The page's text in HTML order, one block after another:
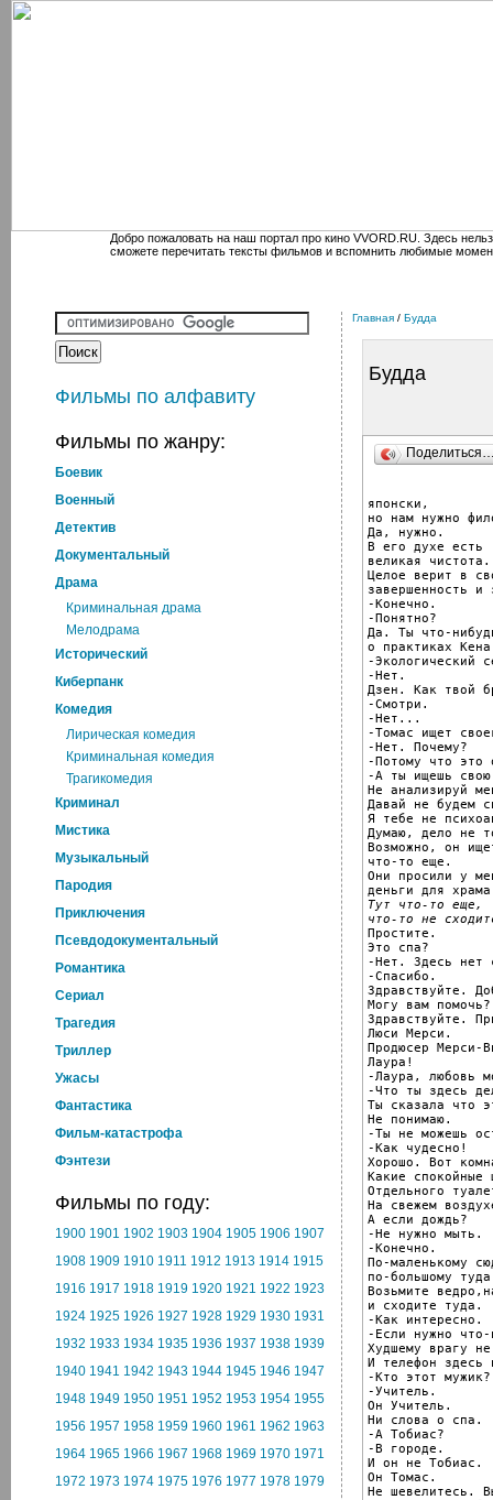
Добро пожаловать на наш портал про кино VVORD.RU. Здесь
сможете перечитать тексты фильмов и вспомнить любимые
Фильмы по алфавиту
Фильмы по жанру:
Боевик
Военный
Детектив
Документальный
Драма
Криминальная драма
Мелодрама
Исторический
Киберпанк
Комедия
Лирическая комедия
Криминальная комедия
Трагикомедия
Криминал
Мистика
Музыкальный
Пародия
Приключения
Псевдодокументальный
Романтика
Cериал
Трагедия
Триллер
Ужасы
Фантастика
Фильм-катастрофа
Фэнтези
Фильмы по году:
1900 1901 1902 1903 1904 1905 1906 1907
1908 1909 1910 1911 1912 1913 1914 1915
1916 1917 1918 1919 1920 1921 1922 1923
1924 1925 1926 1927 1928 1929 1930 1931
1932 1933 1934 1935 1936 1937 1938 1939
1940 1941 1942 1943 1944 1945 1946 1947
1948 1949 1950 1951 1952 1953 1954 1955
1956 1957 1958 1959 1960 1961 1962 1963
1964 1965 1966 1967 1968 1969 1970 1971
1972 1973 1974 1975 1976 1977 1978 1979
Главная / Будда
Будда
японски,
но нам нужно
Да, нужно.
В его духе есть
великая чистота.
Целое верит в
завершенность
-Конечно.
-Понятно?
Да. Ты что-
о практиках
-Экологический
-Нет.
Дзен. Как твой
-Смотри.
-Нет...
-Томас ищет
-Нет. Почему?
-Потому что это
-А ты ищешь
Не анализируй
Давай не будем
Я тебе не
Думаю, дело не
Возможно, он
что-то еще.
Они просили у
Тут что-то еще,
что-то не
Простите.
Это спа?
-Нет. Здесь нет
-Спасибо.
Здравствуйте.
Могу вам помочь?
Здравствуйте.
Люси Мерси.
Продюсер Мерси-
Лаура!
-Лаура, любовь
-Что ты здесь
Ты сказала что
Не понимаю.
-Ты не можешь
-Как чудесно!
Хорошо. Вот
Какие спокойные
Отдельного
На свежем
А если дождь?
-Не нужно мыть.
-Конечно.
По-маленькому
по-большому
Возьмите
и сходите туда.
-Как интересно.
-Если нужно
Худшему врагу
И телефон здесь
-Кто этот мужик?
-Учитель.
Он Учитель.
Ни слова о спа.
-А Тобиас?
-В городе.
И он не Тобиас.
Он Томас.
Не шевелитесь.